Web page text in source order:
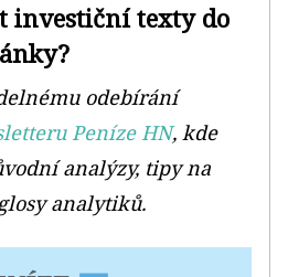
investiční texty do
odebírání
Peníze HN, kde
analýzy, tipy na
analytiků.